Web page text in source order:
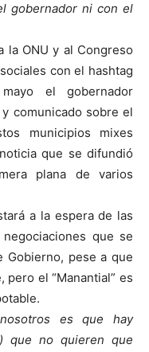
gobernador ni con el
la ONU y al Congreso
con el hashtag
el gobernador
comunicado sobre el
municipios mixes
que se difundió
plana de varios
a la espera de las
que se
Gobierno, pese a que
el “Manantial” es
es que hay
que no quieren que